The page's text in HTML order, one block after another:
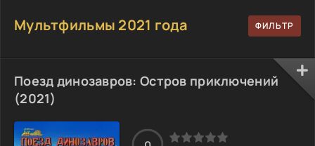
Мультфильмы 2021 года
Поезд динозавров: Остров приключений
(2021)